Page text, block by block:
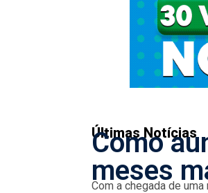
Últimas Notícias
Como
meses
Com a chegada de